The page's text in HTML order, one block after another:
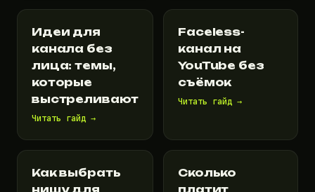
Идеи для
канала без
лица: темы,
которые
выстреливают
Читать гайд →
Faceless-
канал на
YouTube без
съёмок
Читать гайд →
Как выбрать
Сколько